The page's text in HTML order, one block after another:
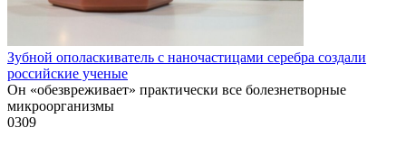
Зубной ополаскиватель с наночастицами серебра создали
российские ученые
Он «обезвреживает» практически все болезнетворные
микроорганизмы
0309